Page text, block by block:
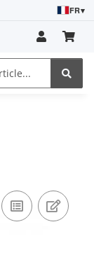
FR▾